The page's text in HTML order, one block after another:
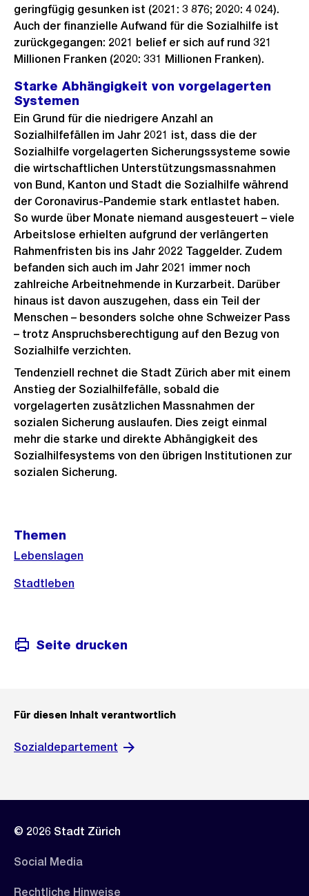
geringfügig gesunken ist (2021: 3 876; 2020: 4 024).
Auch der finanzielle Aufwand für die Sozialhilfe ist
zurückgegangen: 2021 belief er sich auf rund 321
Millionen Franken (2020: 331 Millionen Franken).
Starke Abhängigkeit von vorgelagerten
Systemen
Ein Grund für die niedrigere Anzahl an
Sozialhilfefällen im Jahr 2021 ist, dass die der
Sozialhilfe vorgelagerten Sicherungssysteme sowie
die wirtschaftlichen Unterstützungsmassnahmen
von Bund, Kanton und Stadt die Sozialhilfe während
der Coronavirus-Pandemie stark entlastet haben.
So wurde über Monate niemand ausgesteuert – viele
Arbeitslose erhielten aufgrund der verlängerten
Rahmenfristen bis ins Jahr 2022 Taggelder. Zudem
befanden sich auch im Jahr 2021 immer noch
zahlreiche Arbeitnehmende in Kurzarbeit. Darüber
hinaus ist davon auszugehen, dass ein Teil der
Menschen – besonders solche ohne Schweizer Pass
– trotz Anspruchsberechtigung auf den Bezug von
Sozialhilfe verzichten.
Tendenziell rechnet die Stadt Zürich aber mit einem
Anstieg der Sozialhilfefälle, sobald die
vorgelagerten zusätzlichen Massnahmen der
sozialen Sicherung auslaufen. Dies zeigt einmal
mehr die starke und direkte Abhängigkeit des
Sozialhilfesystems von den übrigen Institutionen zur
sozialen Sicherung.
Informationen
Themen
Lebenslagen
Stadtleben
Seite drucken
Für diesen Inhalt verantwortlich
Sozialdepartement
© 2026 Stadt Zürich
Social Media
Rechtliche Hinweise